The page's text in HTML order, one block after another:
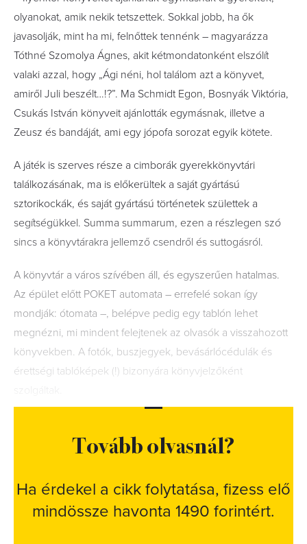
olyanokat, amik nekik tetszettek. Sokkal jobb, ha ők
javasolják, mint ha mi, felnőttek tennénk – magyarázza
Tóthné Szomolya Ágnes, akit kétmondatonként elszólít
valaki azzal, hogy „Ági néni, hol találom azt a könyvet,
amiről Juli beszélt…!?”. Ma Schmidt Egon, Bosnyák Viktória,
Csukás István könyveit ajánlották egymásnak, illetve a
Zeusz és bandáját, ami egy jópofa sorozat egyik kötete.
A játék is szerves része a cimborák gyerekkönyvtári
találkozásának, ma is előkerültek a saját gyártású
sztorikockák, és saját gyártású történetek születtek a
segítségükkel. Summa summarum, ezen a részlegen szó
sincs a könyvtárakra jellemző csendről és suttogásról.
A könyvtár a város szívében áll, és egyszerűen hatalmas.
Az épület előtt POKET automata – errefelé sokan így
mondják: ótomata –, belépve pedig egy tablón lehet
megnézni, mi mindent felejtenek az olvasók a visszahozott
könyvekben. A fotók, buszjegyek, bevásárlócédulák és
érettségi tablóképek (!) bizonyára könyvjelzőként
Tovább olvasnál?
Ha érdekel a cikk folytatása, fizess elő
mindössze havonta 1490 forintért.